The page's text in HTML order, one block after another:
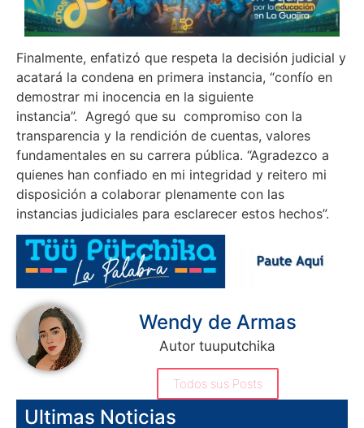
Finalmente, enfatizó que respeta la decisión judicial y
acatará la condena en primera instancia, “confío en
demostrar mi inocencia en la siguiente
instancia”. Agregó que su compromiso con la
transparencia y la rendición de cuentas, valores
fundamentales en su carrera pública. “Agradezco a
quienes han confiado en mi integridad y reitero mi
disposición a colaborar plenamente con las
instancias judiciales para esclarecer estos hechos”.
Wendy de Armas
Autor tuuputchika
Todos sus Posts
Ultimas Noticias